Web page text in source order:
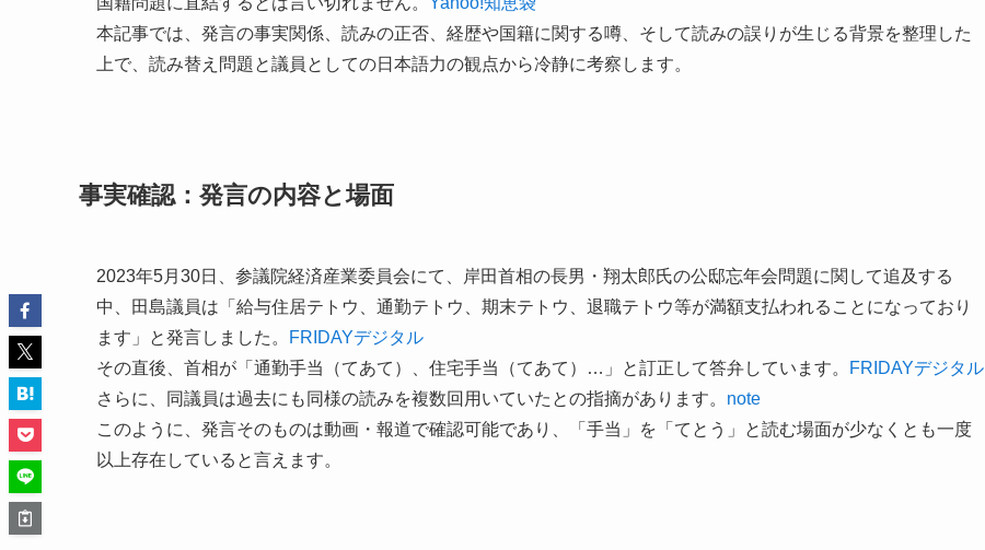
本記事では、発言の事実関係、読みの正否、経歴や国籍に関する噂、そして読みの誤りが生じる背景を整理した
上で、読み替え問題と議員としての日本語力の観点から冷静に考察します。
事実確認：発言の内容と場面
2023年5月30日、参議院経済産業委員会にて、岸田首相の長男・翔太郎氏の公邸忘年会問題に関して追及する
中、田島議員は「給与住居テトウ、通勤テトウ、期末テトウ、退職テトウ等が満額支払われることになっており
ます」と発言しました。
FRIDAYデジタル
その直後、首相が「通勤手当（てあて）、住宅手当（てあて）…」と訂正して答弁しています。
FRIDAYデジタル
さらに、同議員は過去にも同様の読みを複数回用いていたとの指摘があります。 note
このように、発言そのものは動画・報道で確認可能であり、「手当」を「てとう」と読む場面が少なくとも一度
以上存在していると言えます。